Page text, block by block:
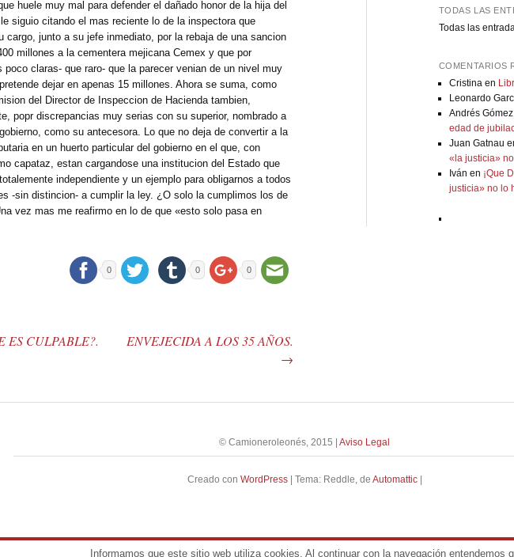
huele muy mal para defender el dañado honor de la hija del
siguio citando el mas reciente lo de la inspectora que
cargo, junto a su jefe inmediato, por la rebaja de una sancion
millones a la cementera mejicana Cemex y que por
poco claras- que raro- que la parecer venian de un nivel muy
dejar en apenas 15 millones. Ahora se suma, como
del Director de Inspeccion de Hacienda tambien,
popr discrepancias muy serias con su superior, nombrado a
como su antecesora. Lo que no deja de convertir a la
en un huerto particular del gobierno en el que, con
capataz, estan cargandose una institucion del Estado que
independiente y un ejemplo para obligarnos a todos
-sin distincion- a cumplir la ley. ¿O solo la cumplimos los de
vez mas me reafirmo en lo de que «esto solo pasa en
0 0 0
ES CULPABLE?.
ENVEJECIDA A LOS 35 AÑOS.
→
TODAS LAS
Todas las
COMENTARIOS
Cristinaen
Leonardo
Andrés
edad de
Juan Gatnau
«la justicia»
Iván en ¡Que
justicia» no lo
© Camioneroleonés, 2015 Aviso Legal
Creado con WordPress Tema: Reddle, de Automattic
Informamos que este sitio web utiliza cookies. Al continuar con la navegación entendemos